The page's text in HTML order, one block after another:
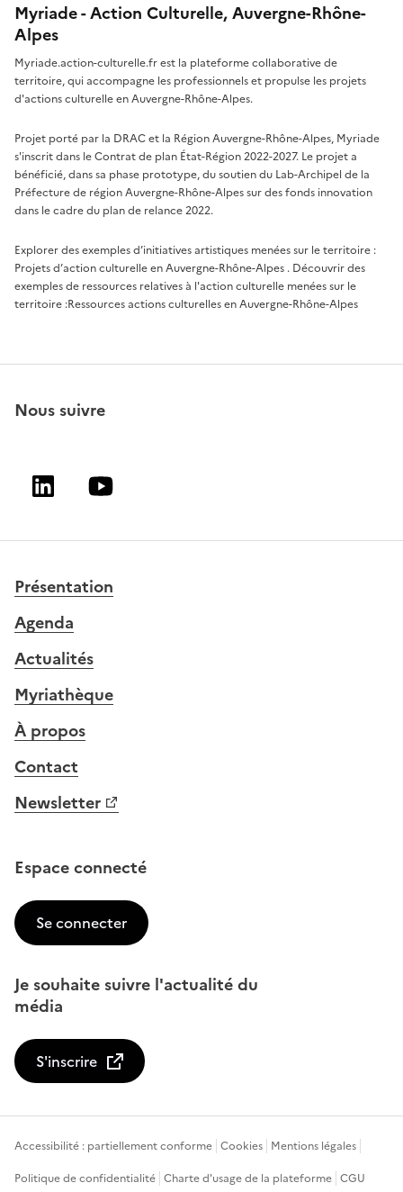
Myriade - Action Culturelle, Auvergne-Rhône-
Alpes
Myriade.action-culturelle.fr est la plateforme collaborative de
territoire, qui accompagne les professionnels et propulse les projets
d'actions culturelle en Auvergne-Rhône-Alpes.
Projet porté par la DRAC et la Région Auvergne-Rhône-Alpes, Myriade
s'inscrit dans le Contrat de plan État-Région 2022-2027. Le projet a
bénéficié, dans sa phase prototype, du soutien du Lab-Archipel de la
Préfecture de région Auvergne-Rhône-Alpes sur des fonds innovation
dans le cadre du plan de relance 2022.
Explorer des exemples d’initiatives artistiques menées sur le territoire :
Projets d’action culturelle en Auvergne-Rhône-Alpes . Découvrir des
exemples de ressources relatives à l'action culturelle menées sur le
territoire :Ressources actions culturelles en Auvergne-Rhône-Alpes
Nous suivre
LinkedinYoutube
Présentation
Agenda
Actualités
Myriathèque
À propos
Contact
Newsletter
Espace connecté
Se connecter
Je souhaite suivre l'actualité du
média
S'inscrire
Accessibilité : partiellement conforme Cookies Mentions légales
Politique de confidentialité Charte d'usage de la plateforme CGU